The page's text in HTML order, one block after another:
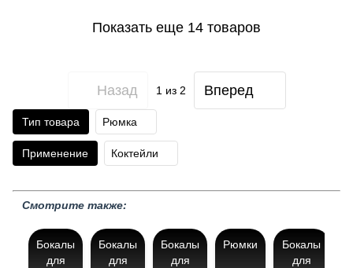
Показать еще 14 товаров
Назад 1из 2 Вперед
Смотрите также:
Бокалы
для
Бокалы
для
Бокалы
для
Рюмки
Бокалы
для
Тип товара Рюмка
Применение Коктейли